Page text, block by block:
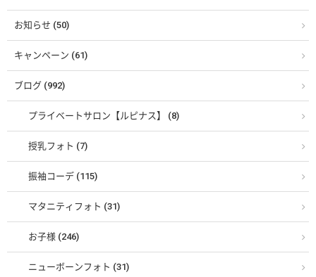
お知らせ (50)
キャンペーン (61)
ブログ (992)
プライベートサロン【ルピナス】 (8)
授乳フォト (7)
振袖コーデ (115)
マタニティフォト (31)
お子様 (246)
ニューボーンフォト (31)